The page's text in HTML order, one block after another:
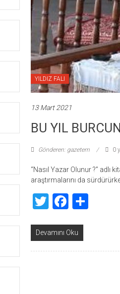
YILDIZ FALI
13 Mart 2021
BU YIL
Gönderen: gazetem 0
“Nasıl Yazar Olunur ?” adlı
araştırmalarını da
Twitter
Devamını Oku